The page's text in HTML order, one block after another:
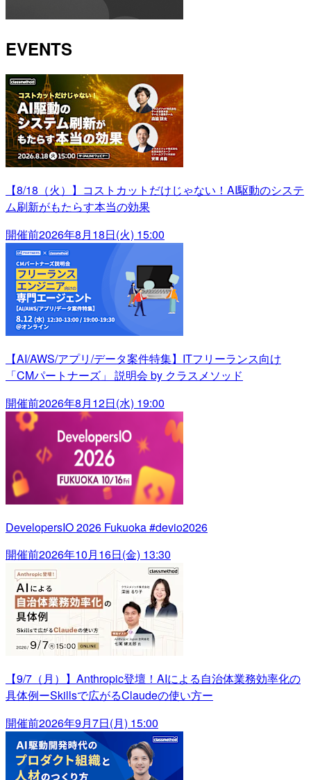
EVENTS
【8/18（火）】コストカットだけじゃない！AI駆動のシステ
ム刷新がもたらす本当の効果
開催前2026年8月18日(火) 15:00
【AI/AWS/アプリ/データ案件特集】ITフリーランス向け
「CMパートナーズ」 説明会 by クラスメソッド
開催前2026年8月12日(水) 19:00
DevelopersIO 2026 Fukuoka #devio2026
開催前2026年10月16日(金) 13:30
【9/7（月）】Anthropic登壇！AIによる自治体業務効率化の
具体例ーSkillsで広がるClaudeの使い方ー
開催前2026年9月7日(月) 15:00